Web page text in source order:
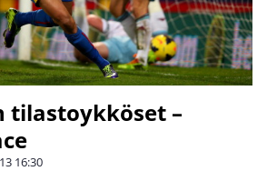
tilastoykköset –
16:30